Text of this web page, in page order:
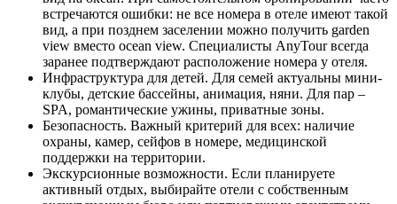
встречаются ошибки: не все номера в отеле имеют такой
вид, а при позднем заселении можно получить garden
view вместо ocean view. Специалисты AnyTour всегда
заранее подтверждают расположение номера у отеля.
Инфраструктура для детей. Для семей актуальны мини-
клубы, детские бассейны, анимация, няни. Для пар –
SPA, романтические ужины, приватные зоны.
Безопасность. Важный критерий для всех: наличие
охраны, камер, сейфов в номере, медицинской
поддержки на территории.
Экскурсионные возможности. Если планируете
активный отдых, выбирайте отели с собственным